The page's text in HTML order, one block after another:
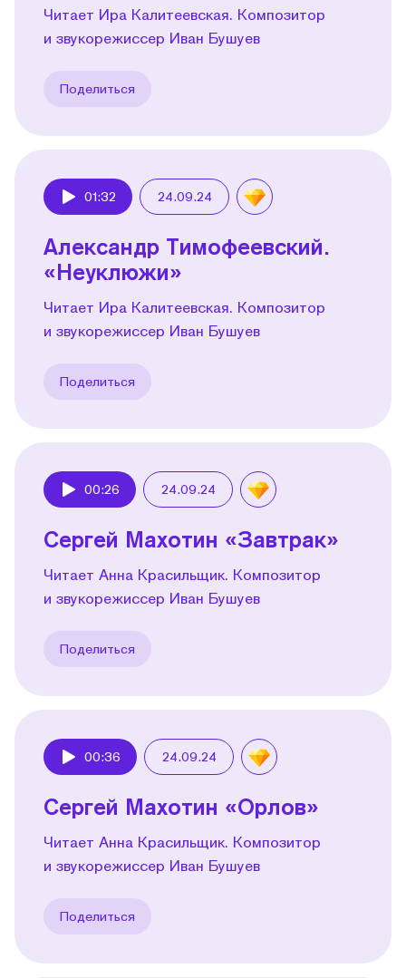
Читает Ира Калитеевская. Композитор
и звукорежиссер Иван Бушуев
Поделиться
01:32 24.09.24
Александр Тимофеевский.
«Неуклюжи»
Читает Ира Калитеевская. Композитор
и звукорежиссер Иван Бушуев
Поделиться
00:26 24.09.24
Сергей Махотин «Завтрак»
Читает Анна Красильщик. Композитор
и звукорежиссер Иван Бушуев
Поделиться
00:36 24.09.24
Сергей Махотин «Орлов»
Читает Анна Красильщик. Композитор
и звукорежиссер Иван Бушуев
Поделиться